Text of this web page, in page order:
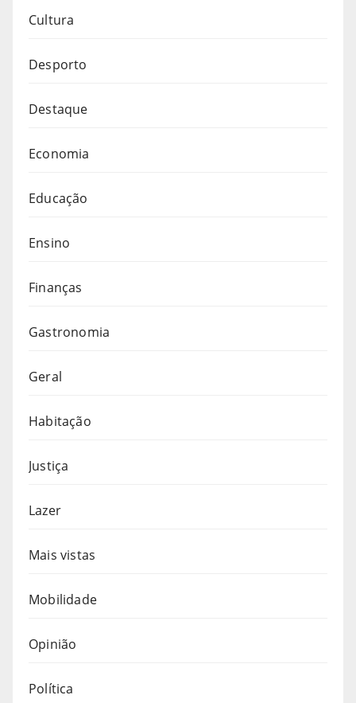
Cultura
Desporto
Destaque
Economia
Educação
Ensino
Finanças
Gastronomia
Geral
Habitação
Justiça
Lazer
Mais vistas
Mobilidade
Opinião
Política